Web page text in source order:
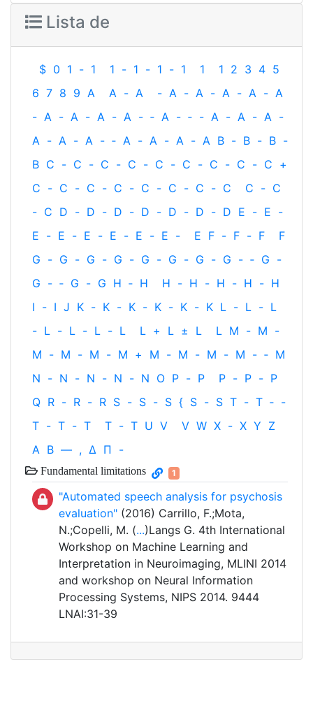
Lista de
$ 0 1 - 1 1 - 1 - 1 - 1 1 1 2 3 4 5
6 7 8 9 A A - A - A - A - A - A - A
- A - A - A - A - ‐ A - ‐ - A - A - A -
A - A - A - ‐ A - A - A - A B - B - B -
B C - C - C - C - C - C - C - C - C +
C - C - C - C - C - C - C - C C - C
- C D - D - D - D - D - D - D E - E -
E - E - E - E - E - E - E F - F - F
F
G - G - G - G - G - G - G - G - ‐ G -
G - ‐ G - G H ‐ H H - H - H - H - H
I - I J K - K - K - K - K - K L - L - L
- L - L - L - L L + L ± L L M - M -
M - M - M - M + M - M - M - M - ‐ M
N - N - N - N - N O P - P P - P - P
Q R - R - R S - S - S { S - S T - T ‐ -
T - T - T T - T U V V W X - X Y Z
Α Β — , Δ Π -
Fundamental limitations 1
"Automated speech analysis for psychosis
evaluation" (2016) Carrillo, F.;Mota,
N.;Copelli, M. (...)Langs G. 4th International
Workshop on Machine Learning and
Interpretation in Neuroimaging, MLINI 2014
and workshop on Neural Information
Processing Systems, NIPS 2014. 9444
LNAI:31-39